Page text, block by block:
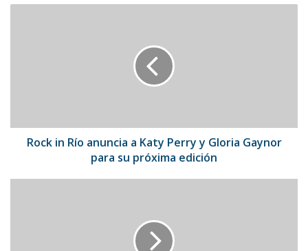
Gloria
GaynorRock in Río anuncia a Katy Perry y Gloria Gaynor
para su próxima edición